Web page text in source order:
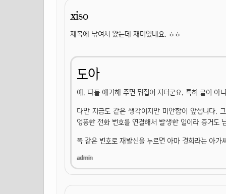
xiso
제목에 낚여서 왔는데 재미있네요. ㅎㅎ
도아
예. 다들 얘기해 주면 뒤집어 지더군요. 특히 글이 아
다만 지금도 같은 생각이지만 미안함이 앞섭니다.
엉뚱한 전화 번호를 연결해서 발생한 일이라 증거도
똑 같은 번호로 재발신을 누르면 아마 경희라는 아가